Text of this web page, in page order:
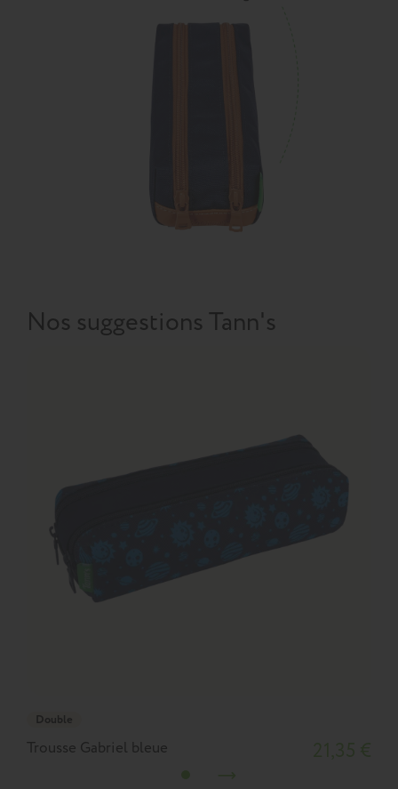
Nos suggestions Tann's
Double
Trousse Gabriel bleue